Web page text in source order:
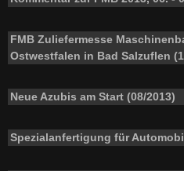
FMB Zuliefermesse
Ostwestfalen in Bad Salzuflen
Neue Azubis am Start (08/2013)
Spezialanfertigung für